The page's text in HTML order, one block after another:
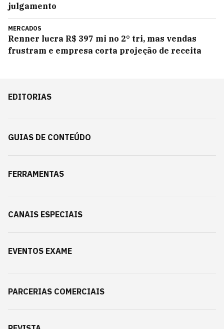
julgamento
MERCADOS
Renner lucra R$ 397 mi no 2° tri, mas vendas
frustram e empresa corta projeção de receita
EDITORIAS
GUIAS DE CONTEÚDO
FERRAMENTAS
CANAIS ESPECIAIS
EVENTOS EXAME
PARCERIAS COMERCIAIS